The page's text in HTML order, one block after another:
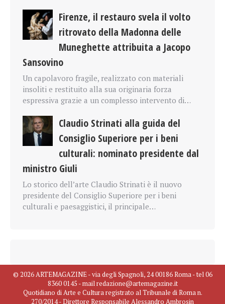
Firenze, il restauro svela il volto
ritrovato della Madonna delle
Muneghette attribuita a Jacopo
Sansovino
Un capolavoro fragile, realizzato con materiali
insoliti e restituito alla sua originaria forza
espressiva grazie a un complesso intervento di…
Claudio Strinati alla guida del
Consiglio Superiore per i beni
culturali: nominato presidente dal
ministro Giuli
Lo storico dell’arte Claudio Strinati è il nuovo
presidente del Consiglio Superiore per i beni
culturali e paesaggistici, il principale…
© 2026 ARTEMAGAZINE - via degli Spagnoli, 24 00186 Roma - tel 06
8360 0145 - mail redazione@artemagazine.it
Quotidiano di Arte e Cultura registrato al Tribunale di Roma n.
270/2014 - Direttore Responsabile Alessandro Ambrosin